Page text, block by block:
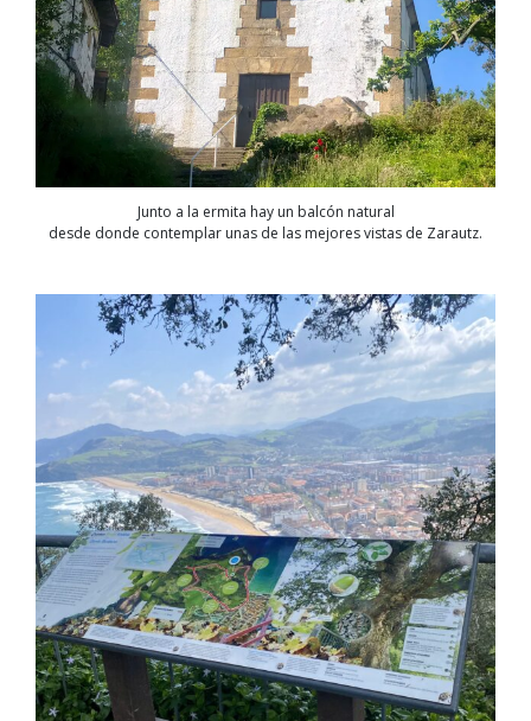
Junto a la ermita hay un balcón natural
desde donde contemplar unas de las mejores vistas de Zarautz.